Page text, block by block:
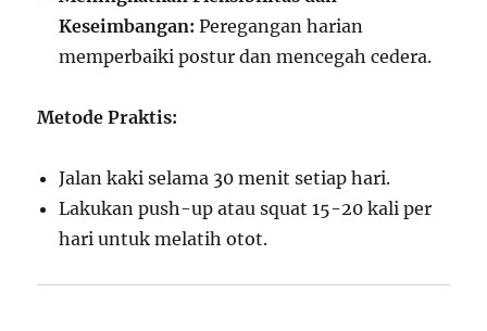
Keseimbangan: Peregangan harian
memperbaiki postur dan mencegah cedera.
Metode Praktis:
Jalan kaki selama 30 menit setiap hari.
Lakukan push-up atau squat 15-20 kali per
hari untuk melatih otot.